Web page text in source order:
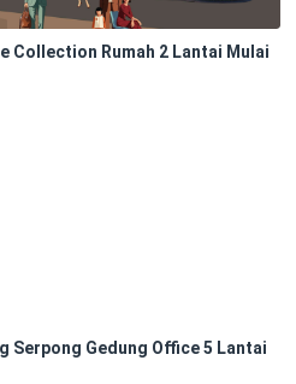
Collection Rumah 2 Lantai Mulai
Serpong Gedung Office 5 Lantai